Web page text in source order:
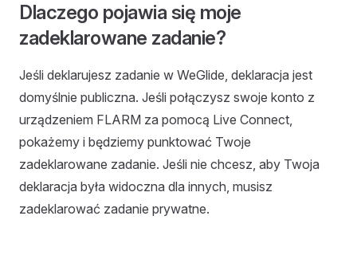
Dlaczego pojawia się moje
zadeklarowane zadanie?
Jeśli deklarujesz zadanie w WeGlide, deklaracja jest
domyślnie publiczna. Jeśli połączysz swoje konto z
urządzeniem FLARM za pomocą Live Connect,
pokażemy i będziemy punktować Twoje
zadeklarowane zadanie. Jeśli nie chcesz, aby Twoja
deklaracja była widoczna dla innych, musisz
zadeklarować zadanie prywatne.